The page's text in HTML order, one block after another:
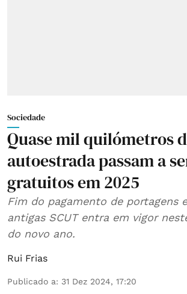
Sociedade
Quase mil quilómetros
autoestrada passam a
gratuitos em 2025
Fim do pagamento de portagens
antigas SCUT entra em vigor
do novo ano.
Rui Frias
Publicado a: 31 Dez 2024, 17:20